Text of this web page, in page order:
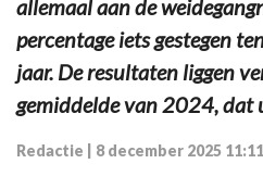
allemaal aan de
percentage iets gestegen
jaar. De resultaten liggen
gemiddelde van 2024, dat
Redactie 8 december 2025 11:11